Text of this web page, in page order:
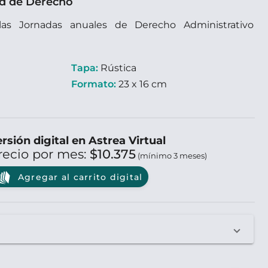
Jornadas anuales de Derecho Administrativo
Tapa: Rústica
Formato: 23 x 16 cm
digital en Astrea Virtual
por mes: $10.375 (mínimo 3 meses)
Agregar al carrito digital